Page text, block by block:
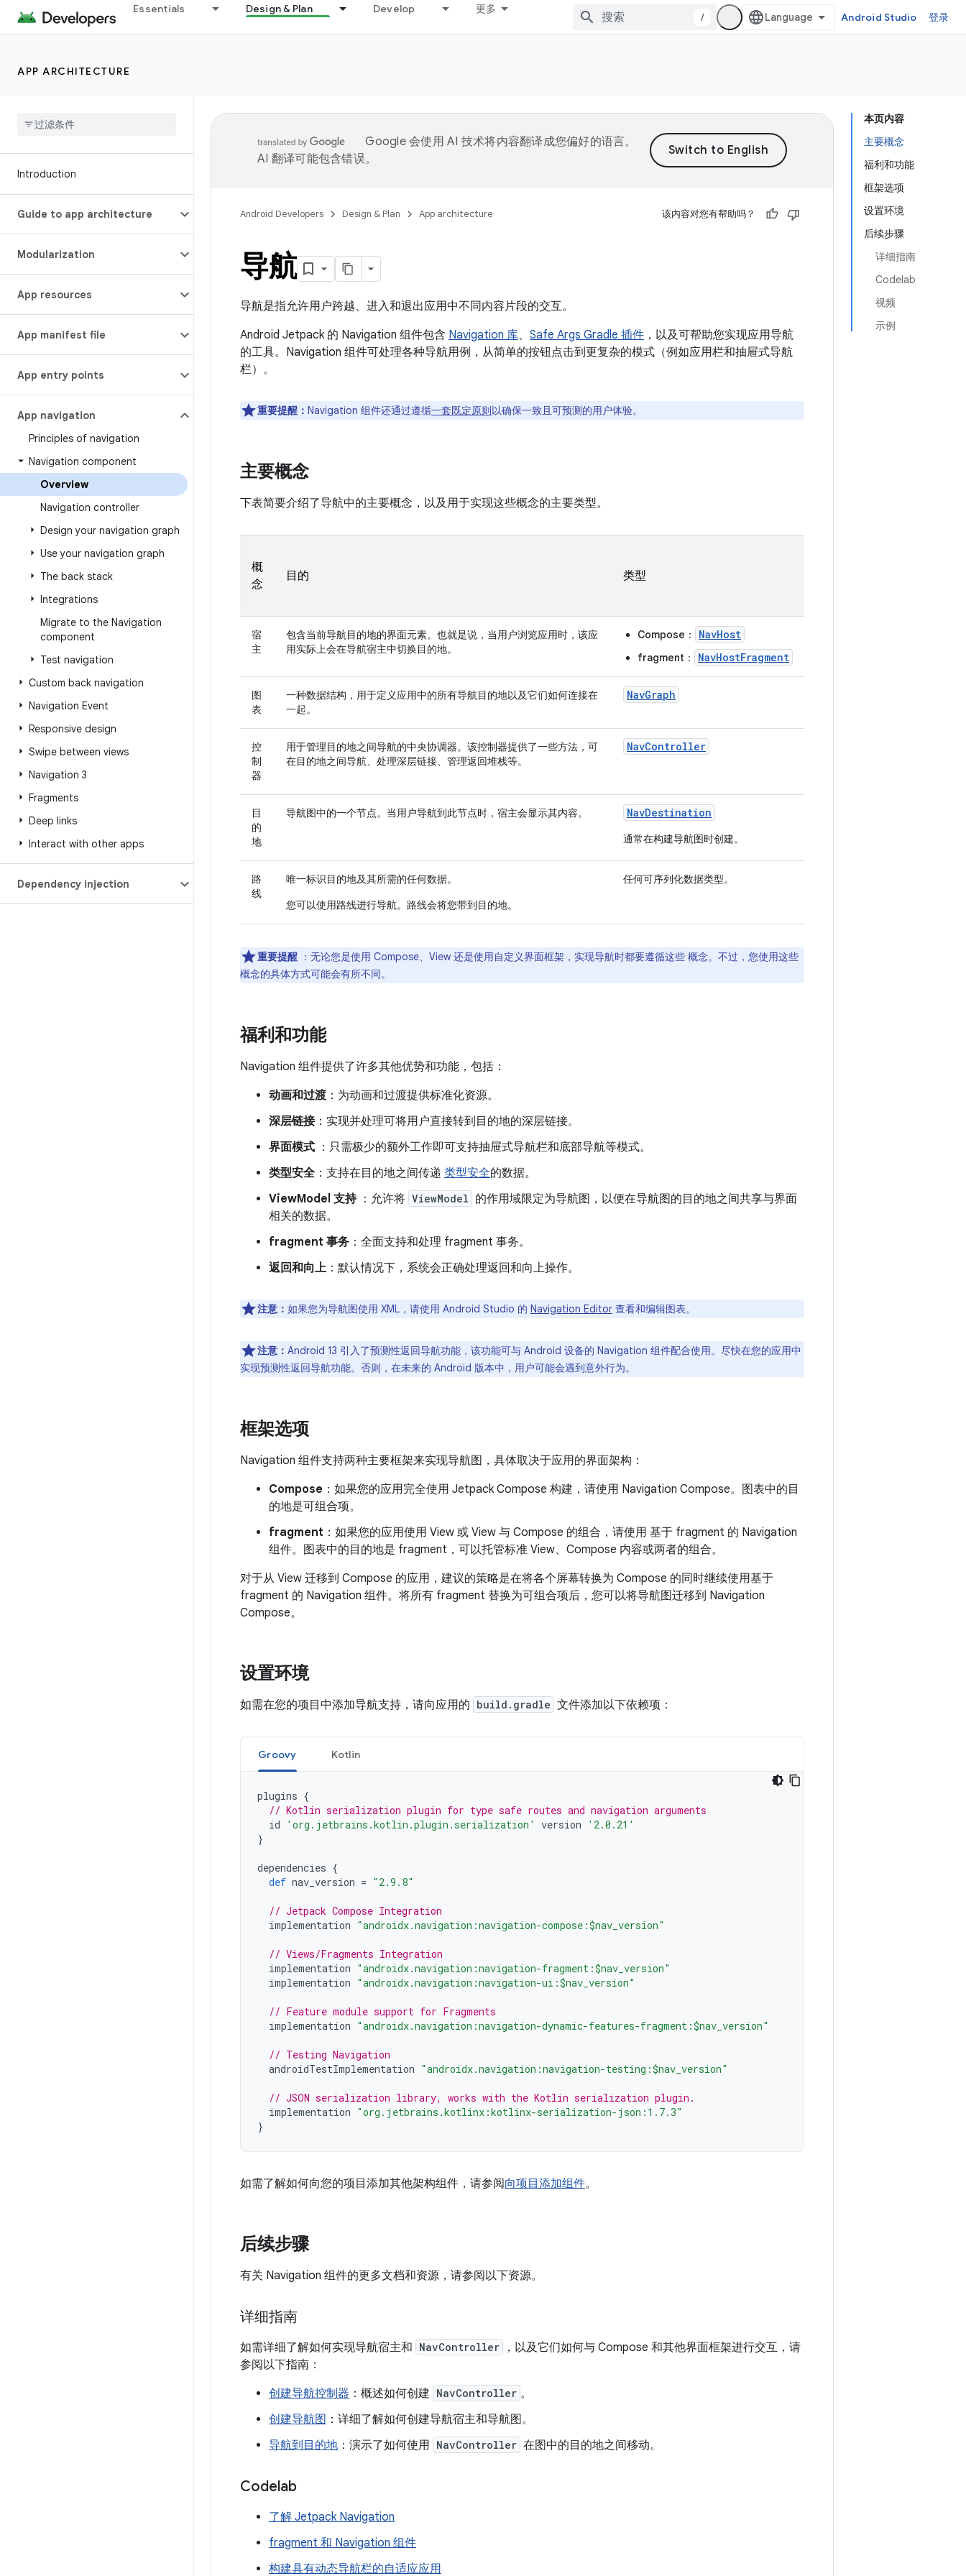
Essentials Design & Plan Develop 更多
/ Android Studio 登录
APP ARCHITECTURE
Introduction
Guide to app architecture
Modularization
App resources
App manifest file
App entry points
App navigation
Principles of navigation
Navigation component
Overview
Navigation controller
Design your navigation graph
Use your navigation graph
The back stack
Integrations
Migrate to the Navigation
component
Test navigation
Custom back navigation
Navigation Event
Responsive design
Swipe between views
Navigation 3
Fragments
Deep links
Interact with other apps
Dependency injection
本页内容
主要概念
福利和功能
框架选项
设置环境
后续步骤
详细指南
Codelab
视频
示例
Google 会使用 AI 技术将内容翻译成您偏好的语言。
AI 翻译可能包含错误。
Android Developers Design & Plan App architecture 该内容对您有帮助吗？
导航
导航是指允许用户跨越、进入和退出应用中不同内容片段的交互。
Android Jetpack 的 Navigation 组件包含 Navigation 库、 Safe Args Gradle 插件 ，以及可帮助您实现应用导航
的工具。Navigation 组件可处理各种导航用例，从简单的按钮点击到更复杂的模式（例如应用栏和抽屉式导航
栏）。
重要提醒： Navigation 组件还通过遵循一套既定原则以确保一致且可预测的用户体验。
主要概念
下表简要介绍了导航中的主要概念，以及用于实现这些概念的主要类型。
概
念
目的 类型
宿
主
包含当前导航目的地的界面元素。也就是说，当用户浏览应用时，该应
用实际上会在导航宿主中切换目的地。
Compose ： NavHost
fragment ： NavHostFragment
图
表
一种数据结构，用于定义应用中的所有导航目的地以及它们如何连接在
一起。
NavGraph
控
制
器
用于管理目的地之间导航的中央协调器。该控制器提供了一些方法，可
在目的地之间导航、处理深层链接、管理返回堆栈等。
NavController
目
的
地
导航图中的一个节点。当用户导航到此节点时，宿主会显示其内容。 NavDestination
通常在构建导航图时创建。
路
线
唯一标识目的地及其所需的任何数据。
您可以使用路线进行导航。路线会将您带到目的地。
任何可序列化数据类型。
重要提醒 ：无论您是使用 Compose、View 还是使用自定义界面框架，实现导航时都要遵循这些 概念。不过，您使用这些
概念的具体方式可能会有所不同。
福利和功能
Navigation 组件提供了许多其他优势和功能，包括：
动画和过渡 ：为动画和过渡提供标准化资源。
深层链接：实现并处理可将用户直接转到目的地的深层链接。
界面模式 ：只需极少的额外工作即可支持抽屉式导航栏和底部导航等模式。
类型安全 ：支持在目的地之间传递 类型安全的数据。
ViewModel 支持：允许将 ViewModel 的作用域限定为导航图，以便在导航图的目的地之间共享与界面
相关的数据。
fragment 事务 ：全面支持和处理 fragment 事务。
返回和向上 ：默认情况下，系统会正确处理返回和向上操作。
注意： 如果您为导航图使用 XML，请使用 Android Studio 的 Navigation Editor 查看和编辑图表。
注意： Android 13 引入了预测性返回导航功能，该功能可与 Android 设备的 Navigation 组件配合使用。尽快在您的应用中
实现预测性返回导航功能。否则，在未来的 Android 版本中，用户可能会遇到意外行为。
框架选项
Navigation 组件支持两种主要框架来实现导航图，具体取决于应用的界面架构：
Compose ：如果您的应用完全使用 Jetpack Compose 构建，请使用 Navigation Compose。图表中的目
的地是可组合项。
fragment ：如果您的应用使用 View 或 View 与 Compose 的组合，请使用 基于 fragment 的 Navigation
组件。图表中的目的地是 fragment，可以托管标准 View、Compose 内容或两者的组合。
对于从 View 迁移到 Compose 的应用，建议的策略是在将各个屏幕转换为 Compose 的同时继续使用基于
fragment 的 Navigation 组件。将所有 fragment 替换为可组合项后，您可以将导航图迁移到 Navigation
Compose。
设置环境
如需在您的项目中添加导航支持，请向应用的 build.gradle 文件添加以下依赖项：
Groovy Kotlin
plugins {
// Kotlin serialization plugin for type safe routes and navigation arguments
id
'org.jetbrains.kotlin.plugin.serialization' version
'2.0.21'
}
dependencies {
def nav_version = "2.9.8"
// Jetpack Compose Integration
implementation "androidx.navigation:navigation-compose:$nav_version"
// Views/Fragments Integration
implementation "androidx.navigation:navigation-fragment:$nav_version"
implementation "androidx.navigation:navigation-ui:$nav_version"
// Feature module support for Fragments
implementation "androidx.navigation:navigation-dynamic-features-fragment:$nav_version"
// Testing Navigation
androidTestImplementation "androidx.navigation:navigation-testing:$nav_version"
// JSON serialization library, works with the Kotlin serialization plugin.
implementation "org.jetbrains.kotlinx:kotlinx-serialization-json:1.7.3"
}
如需了解如何向您的项目添加其他架构组件，请参阅向项目添加组件。
后续步骤
有关 Navigation 组件的更多文档和资源，请参阅以下资源。
详细指南
如需详细了解如何实现导航宿主和 NavController
，以及它们如何与 Compose 和其他界面框架进行交互，请
参阅以下指南：
创建导航控制器 ：概述如何创建 NavController 。
创建导航图 ：详细了解如何创建导航宿主和导航图。
导航到目的地 ：演示了如何使用 NavController 在图中的目的地之间移动。
Codelab
了解 Jetpack Navigation
fragment 和 Navigation 组件
构建具有动态导航栏的自适应应用